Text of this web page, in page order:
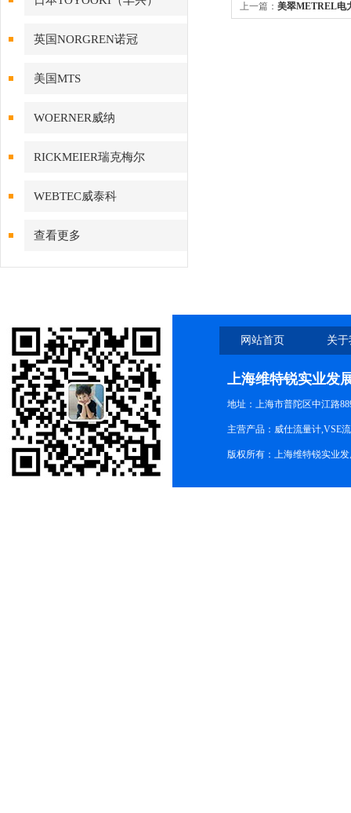
英国NORGREN诺冠
美国MTS
WOERNER威纳
RICKMEIER瑞克梅尔
WEBTEC威泰科
查看更多
上一篇： 美翠METREL电
网站首页 关
上海维特锐实业发
地址：上海市普陀区中江路
主营产品：威仕流量计,VSE
版权所有：上海维特锐实业